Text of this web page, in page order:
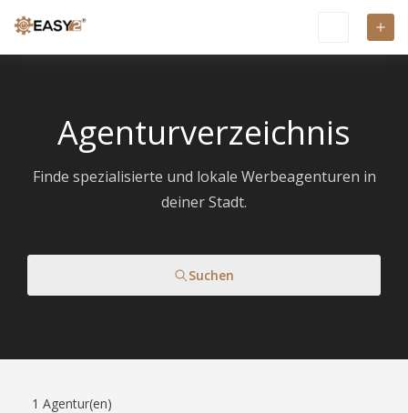
Agenturverzeichnis
Finde spezialisierte und lokale Werbeagenturen in
deiner Stadt.
Suchen
1 Agentur(en)